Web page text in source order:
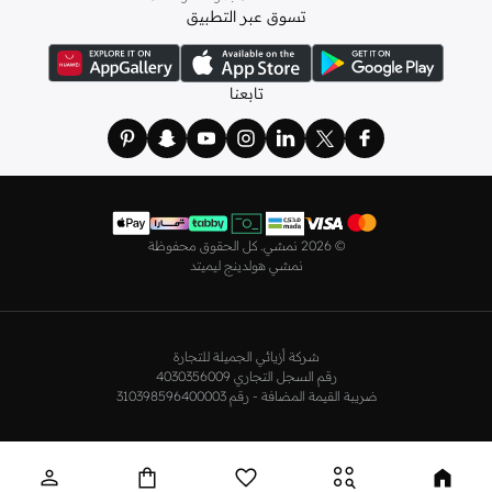
مريحة، بما في ذلك قمصان النوم والبيجامات من علامات
نعوميوغيرها.
استعدي لأجواء الصيف مع مجموعتنا من ملابس السباحة التي تضم كل ما تحتاجينه،
مستلزمات الشاطئ أو المسبح.
من علامات رائدة مثلتمبرلاندو لاكوست وغانتوجيوردانووغيرها، لتكون دائمًا في أبهى
صورة سواء كنت متوجهاً إلى عملك أو تقضي عطلة نهاية الأسبوع برفقة أصدقائك
ستجد لدينا في مجموعة التيشيرتات والقمصان كل ما تحتاجه مع مجموعة متنوعة من
وفي نزهاتك مع أصدقائك. واطلع على الكنزات والهوديز و
وألوان متعددة لتكون بكامل أناقتك في كافة المناسبات.
للموضة.
تسوق عبر التطبيق
تابعنا
© 2026 نمشي. كل الحقوق محفوظة
نمشي هولدينج ليميتد
شركة أزيائي الجميلة للتجارة
رقم السجل التجاري 4030356009
ضريبة القيمة المضافة - رقم 310398596400003